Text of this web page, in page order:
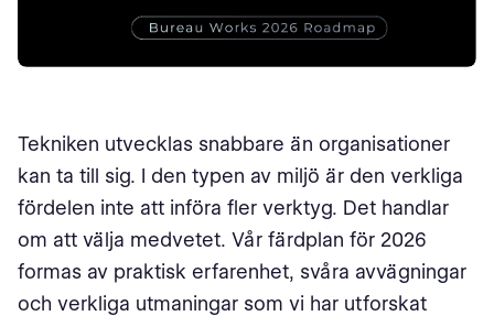
Tekniken utvecklas snabbare än organisationer
kan ta till sig. I den typen av miljö är den verkliga
fördelen inte att införa fler verktyg. Det handlar
om att välja medvetet. Vår färdplan för 2026
formas av praktisk erfarenhet, svåra avvägningar
och verkliga utmaningar som vi har utforskat